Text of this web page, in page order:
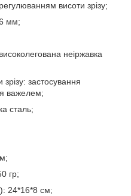
висоти зрізу;
мм;
неіржавка
застосування
важелем;
сталь;
гр;
24*16*8 см;